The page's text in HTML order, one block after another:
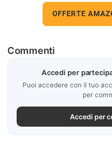
OFFERTE
Commenti
Accedi per
Puoi accedere con il tuo
per
Accedi per